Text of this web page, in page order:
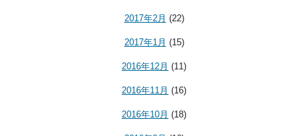
2017年2月 (22)
2017年1月 (15)
2016年12月 (11)
2016年11月 (16)
2016年10月 (18)